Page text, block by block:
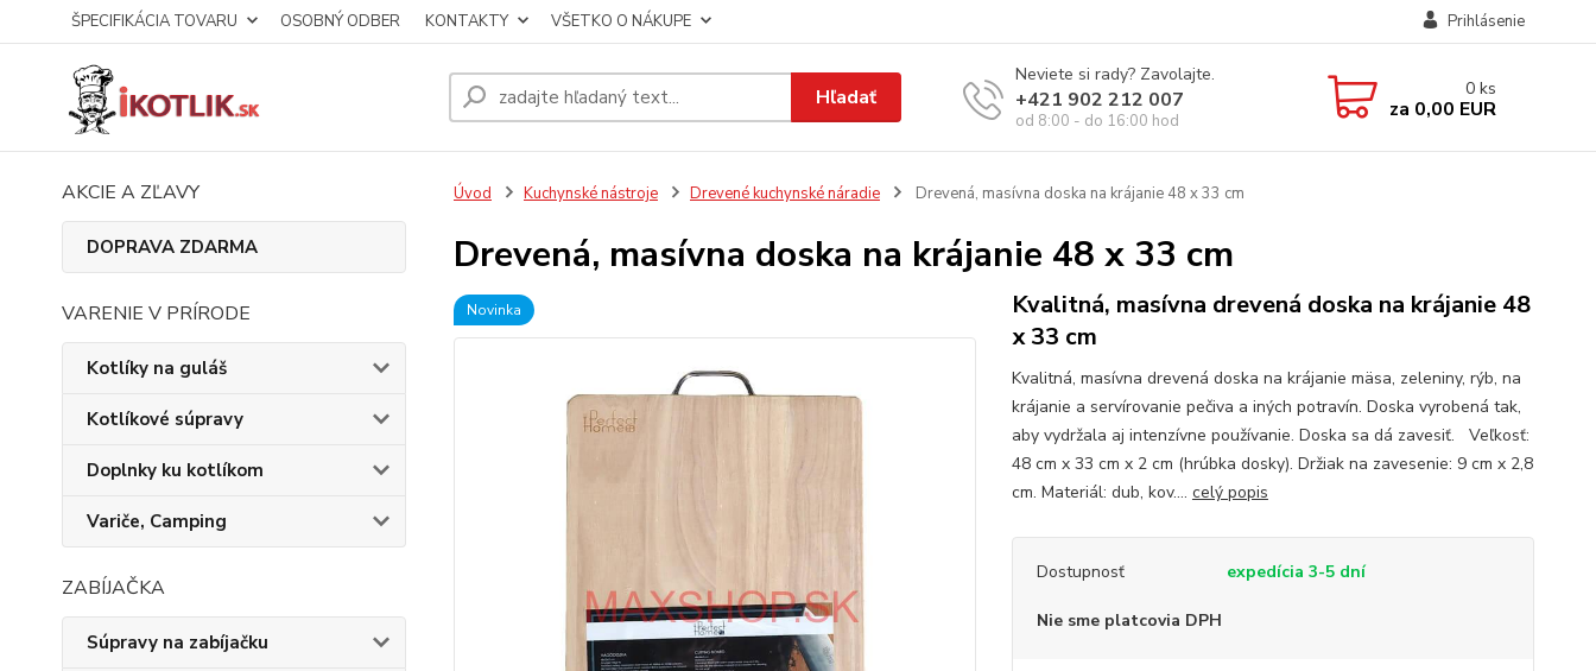
ŠPECIFIKÁCIA TOVARU OSOBNÝ ODBER KONTAKTY VŠETKO O NÁKUPE Prihlásenie
Hľadať
Neviete si rady? Zavolajte.
+421 902 212 007
od 8:00 - do 16:00 hod
0 ks
za 0,00 EUR
AKCIE A ZĽAVY
DOPRAVA ZDARMA
VARENIE V PRÍRODE
Kotlíky na guláš
Kotlíkové súpravy
Doplnky ku kotlíkom
Variče, Camping
ZABÍJAČKA
Súpravy na zabíjačku
Úvod Kuchynské nástroje Drevené kuchynské náradie Drevená, masívna doska na krájanie 48 x 33 cm
Drevená, masívna doska na krájanie 48 x 33 cm
Novinka
Kvalitná, masívna drevená doska na krájanie 48
x 33 cm
Kvalitná, masívna drevená doska na krájanie mäsa, zeleniny, rýb, na
krájanie a servírovanie pečiva a iných potravín. Doska vyrobená tak,
aby vydržala aj intenzívne používanie. Doska sa dá zavesiť. Veľkosť:
48 cm x 33 cm x 2 cm (hrúbka dosky). Držiak na zavesenie: 9 cm x 2,8
cm. Materiál: dub, kov.... celý popis
Dostupnosť expedícia 3-5 dní
Nie sme platcovia DPH